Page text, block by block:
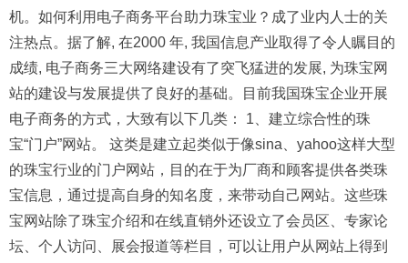
机。如何利用电子商务平台助力珠宝业？成了业内人士的关
注热点。据了解, 在2000 年, 我国信息产业取得了令人瞩目的
成绩, 电子商务三大网络建设有了突飞猛进的发展, 为珠宝网
站的建设与发展提供了良好的基础。目前我国珠宝企业开展
电子商务的方式，大致有以下几类： 1、建立综合性的珠
宝“门户”网站。 这类是建立起类似于像sina、yahoo这样大型
的珠宝行业的门户网站，目的在于为厂商和顾客提供各类珠
宝信息，通过提高自身的知名度，来带动自己网站。这些珠
宝网站除了珠宝介绍和在线直销外还设立了会员区、专家论
坛、个人访问、展会报道等栏目，可以让用户从网站上得到